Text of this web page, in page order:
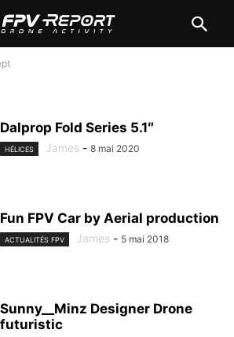
Dalprop Fold Series 5.1″
HÉLICES James - 8 mai 2020
Fun FPV Car by Aerial production
ACTUALITÉS FPV James - 5 mai 2018
Sunny__Minz Designer Drone
futuristic